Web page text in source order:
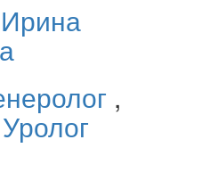
Ирина
,
Уролог